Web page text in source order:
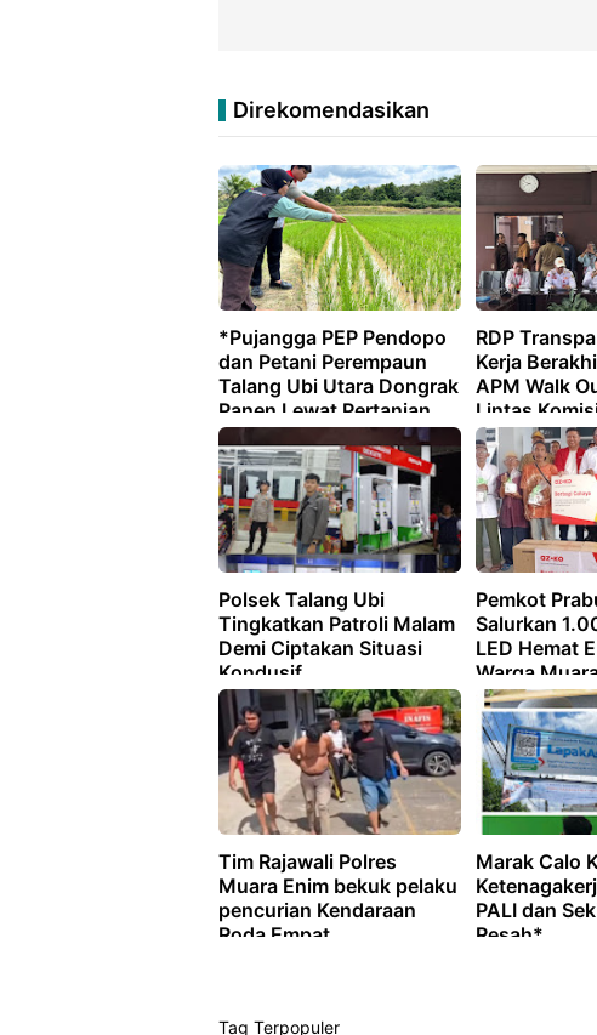
Direkomendasikan
*Pujangga PEP Pendopo
dan Petani Perempaun
Talang Ubi Utara Dongrak
Panen Lewat Pertanian
Organik* ‎
RDP
Kerja
APM Walk
Lintas
Polsek Talang Ubi
Tingkatkan Patroli Malam
Demi Ciptakan Situasi
Kondusif
Pemkot
Salurkan
LED Hemat
Warga
Tim Rajawali Polres
Muara Enim bekuk pelaku
pencurian Kendaraan
Roda Empat
Marak Calo
PALI dan
Resah*
Tag Terpopuler